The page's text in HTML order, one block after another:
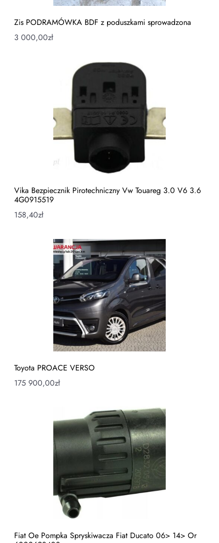
Zis PODRAMÓWKA BDF z poduszkami sprowadzona
3 000,00zł
Vika Bezpiecznik Pirotechniczny Vw Touareg 3.0 V6 3.6
4G0915519
158,40zł
Toyota PROACE VERSO
175 900,00zł
Fiat Oe Pompka Spryskiwacza Fiat Ducato 06> 14> Or